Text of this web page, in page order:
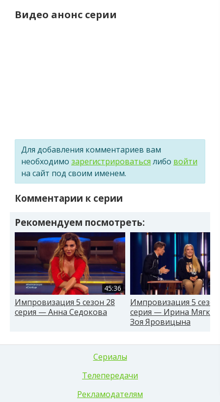
Видео анонс серии
Для добавления комментариев вам
необходимо зарегистрироваться либо войти
на сайт под своим именем.
Комментарии к серии
Рекомендуем посмотреть:
45:36
Импровизация 5 сезон 28
серия — Анна Седокова
Импровизация 5
серия — Ирина
Зоя Яровицына
Сериалы
Телепередачи
Рекламодателям